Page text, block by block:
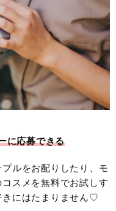
に応募できる
ルをお配りしたり、モ
スメを無料でお試しす
きにはたまりません♡